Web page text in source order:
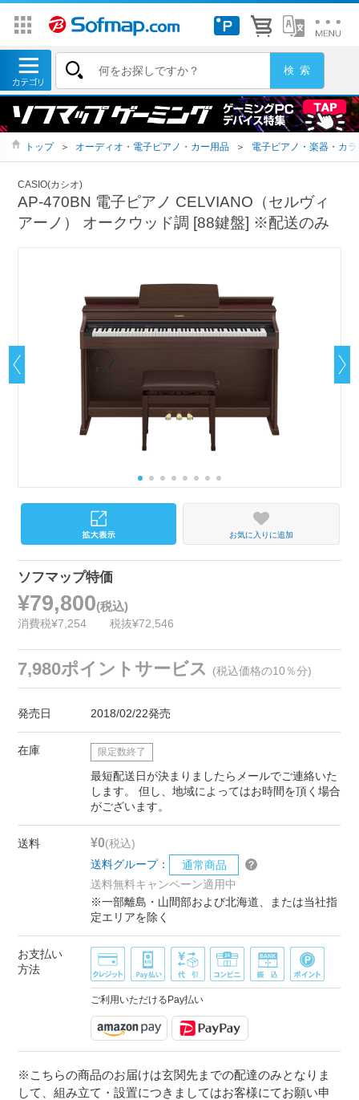
トップ ＞ オーディオ・電子ピアノ・カー用品 ＞ 電子ピアノ・楽器・カ
CASIO(カシオ)
AP-470BN 電子ピアノ CELVIANO（セルヴィ
アーノ） オークウッド調 [88鍵盤] ※配送のみ
お気に入りに追加
ソフマップ特価
¥79,800(税込)
消費税¥7,254 税抜¥72,546
7,980ポイントサービス (税込価格の10％分)
発売日 2018/02/22発売
在庫 限定数終了
最短配送日が決まりましたらメールでご連絡いた
します。 但し、地域によってはお時間を頂く場合
がございます。
送料 ¥0(税込)
送料グループ：
通常商品
送料無料キャンペーン適用中
※一部離島・山間部および北海道、または当社指
定エリアを除く
お支払い
方法
ご利用いただけるPay払い
※こちらの商品のお届けは玄関先までの配達のみとなりま
して、組み立て・設置につきましてはお客様にてお願い申